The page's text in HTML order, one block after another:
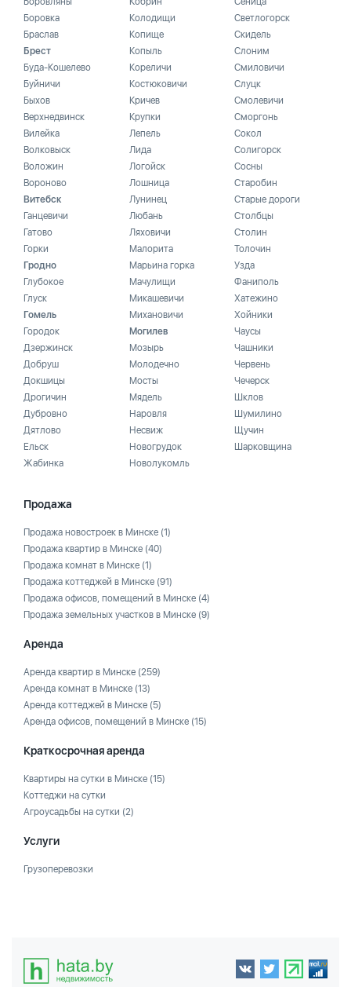
Боровка
Браслав
Брест
Буда-Кошелево
Буйничи
Быхов
Верхнедвинск
Вилейка
Волковыск
Воложин
Вороново
Витебск
Ганцевичи
Гатово
Горки
Гродно
Глубокое
Глуск
Гомель
Городок
Дзержинск
Добруш
Докшицы
Дрогичин
Дубровно
Дятлово
Ельск
Жабинка
Колодищи
Копище
Копыль
Кореличи
Костюковичи
Кричев
Крупки
Лепель
Лида
Логойск
Лошница
Лунинец
Любань
Ляховичи
Малорита
Марьина горка
Мачулищи
Микашевичи
Михановичи
Могилев
Мозырь
Молодечно
Мосты
Мядель
Наровля
Несвиж
Новогрудок
Новолукомль
Светлогорск
Скидель
Слоним
Смиловичи
Слуцк
Смолевичи
Сморгонь
Сокол
Солигорск
Сосны
Старобин
Старые дороги
Столбцы
Столин
Толочин
Узда
Фаниполь
Хатежино
Хойники
Чаусы
Чашники
Червень
Чечерск
Шклов
Шумилино
Щучин
Шарковщина
Продажа
Продажа новостроек в Минске (1)
Продажа квартир в Минске (40)
Продажа комнат в Минске (1)
Продажа коттеджей в Минске (91)
Продажа офисов, помещений в Минске (4)
Продажа земельных участков в Минске (9)
Аренда
Аренда квартир в Минске (259)
Аренда комнат в Минске (13)
Аренда коттеджей в Минске (5)
Аренда офисов, помещений в Минске (15)
Краткосрочная аренда
Квартиры на сутки в Минске (15)
Коттеджи на сутки
Агроусадьбы на сутки (2)
Услуги
Грузоперевозки